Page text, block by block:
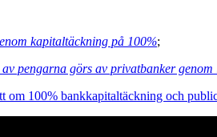
kapitaltäckning på 100%;
pengarna görs av privatbanker genom
om 100% bankkapitaltäckning och